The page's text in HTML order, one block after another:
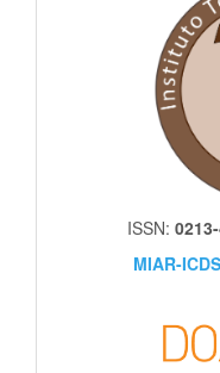
ISSN:
MIAR-